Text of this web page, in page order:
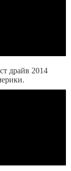
драйв 2014